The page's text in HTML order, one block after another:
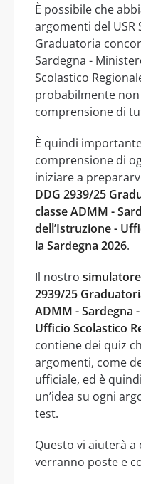
È possibile che
argomenti del USR
Graduatoria
Sardegna -
Scolastico
probabilmente
comprensione di
È quindi
comprensione di
iniziare a
DDG 2939/25
classe ADMM -
dell’Istruzione -
la Sardegna 2026.
Il nostro simulatore
2939/25
ADMM - Sardegna
Ufficio Scolastico
contiene dei quiz
argomenti, come
ufficiale, ed è
un’idea su ogni
test.
Questo vi aiuterà
verranno poste e